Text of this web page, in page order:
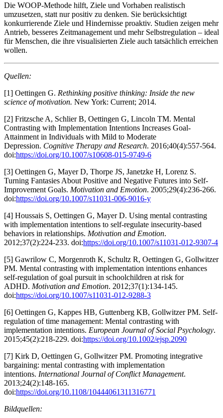
Die WOOP-Methode hilft, Ziele und Vorhaben realistisch
umzusetzen, statt nur positiv zu denken. Sie berücksichtigt
konkurrierende Ziele und Hindernisse proaktiv. Studien zeigen mehr
Antrieb, besseres Zeitmanagement und mehr Selbstregulation – ideal
für Menschen, die ihre visualisierten Ziele auch tatsächlich erreichen
wollen.
Quellen:
[1] Oettingen G. Rethinking positive thinking: Inside the new
science of motivation. New York: Current; 2014.
[2] Fritzsche A, Schlier B, Oettingen G, Lincoln TM. Mental
Contrasting with Implementation Intentions Increases Goal-
Attainment in Individuals with Mild to Moderate
Depression. Cognitive Therapy and Research. 2016;40(4):557-564.
doi:https://doi.org/10.1007/s10608-015-9749-6
[3] Oettingen G, Mayer D, Thorpe JS, Janetzke H, Lorenz S.
Turning Fantasies About Positive and Negative Futures into Self-
Improvement Goals. Motivation and Emotion. 2005;29(4):236-266.
doi:https://doi.org/10.1007/s11031-006-9016-y
[4] Houssais S, Oettingen G, Mayer D. Using mental contrasting
with implementation intentions to self-regulate insecurity-based
behaviors in relationships. Motivation and Emotion.
2012;37(2):224-233. doi:https://doi.org/10.1007/s11031-012-9307-4
[5] Gawrilow C, Morgenroth K, Schultz R, Oettingen G, Gollwitzer
PM. Mental contrasting with implementation intentions enhances
self-regulation of goal pursuit in schoolchildren at risk for
ADHD. Motivation and Emotion. 2012;37(1):134-145.
doi:https://doi.org/10.1007/s11031-012-9288-3
[6] Oettingen G, Kappes HB, Guttenberg KB, Gollwitzer PM. Self-
regulation of time management: Mental contrasting with
implementation intentions. European Journal of Social Psychology.
2015;45(2):218-229. doi:https://doi.org/10.1002/ejsp.2090
[7] Kirk D, Oettingen G, Gollwitzer PM. Promoting integrative
bargaining: mental contrasting with implementation
intentions. International Journal of Conflict Management.
2013;24(2):148-165.
doi:https://doi.org/10.1108/10444061311316771
Bildquellen: